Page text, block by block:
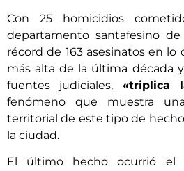
Con 25 homicidios
departamento santafesino
récord de 163 asesinatos en lo
más alta de la última década
fuentes judiciales, «triplica
fenómeno que muestra
territorial de este tipo de
la ciudad.
El último hecho ocurrió el